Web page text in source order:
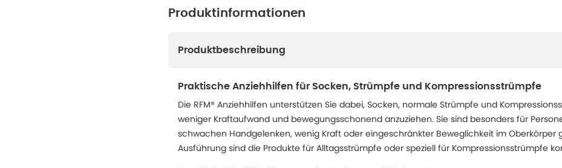
Produktinformationen
Produktbeschreibung
Praktische Anziehhilfen für Socken, Strümpfe und Kompressionsstrümpfe
Die RFM® Anziehhilfen unterstützen Sie dabei, Socken, normale Strümpfe und
weniger Kraftaufwand und bewegungsschonend anzuziehen. Sie sind besonders für
schwachen Handgelenken, wenig Kraft oder eingeschränkter Beweglichkeit im Oberkörper
Ausführung sind die Produkte für Alltagsstrümpfe oder speziell für Kompressionsstrümpfe